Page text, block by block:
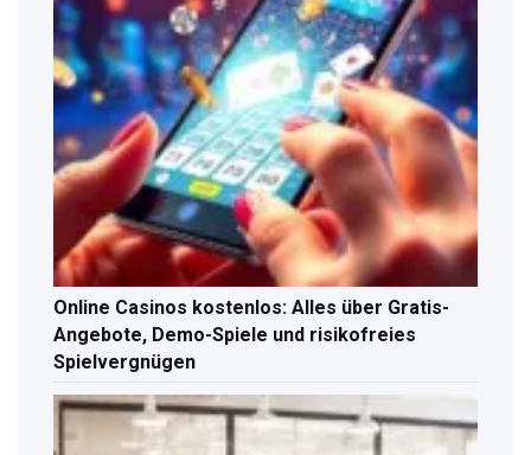
Online Casinos kostenlos: Alles über Gratis-
Angebote, Demo-Spiele und risikofreies
Spielvergnügen